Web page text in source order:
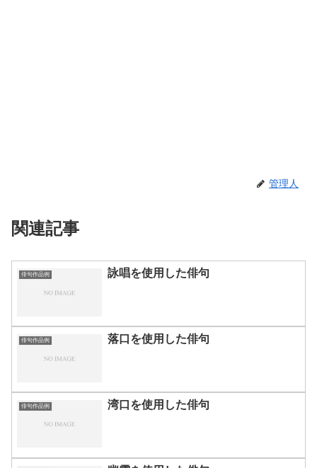
管理人
関連記事
俳句作品例 詠唱を使用した俳句
俳句作品例 落口を使用した俳句
俳句作品例 湾口を使用した俳句